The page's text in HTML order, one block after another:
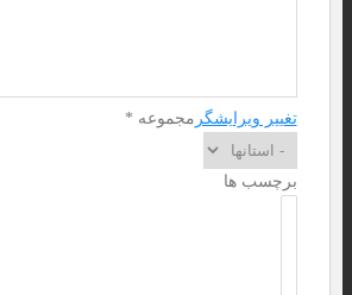
تغییر ویرایشگر مجموعه *
برچسب ها